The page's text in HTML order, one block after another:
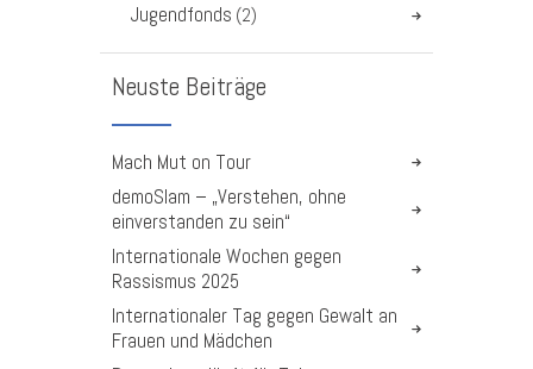
Jugendfonds (2)
Neuste Beiträge
Mach Mut on Tour
demoSlam – „Verstehen, ohne
einverstanden zu sein“
Internationale Wochen gegen
Rassismus 2025
Internationaler Tag gegen Gewalt an
Frauen und Mädchen